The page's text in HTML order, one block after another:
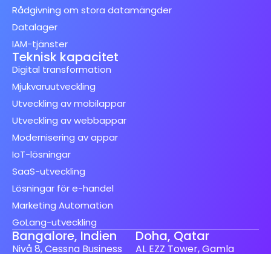
Rådgivning om stora datamängder
Datalager
IAM-tjänster
Teknisk kapacitet
Digital transformation
Mjukvaruutveckling
Utveckling av mobilappar
Utveckling av webbappar
Modernisering av appar
IoT-lösningar
SaaS-utveckling
Lösningar för e-handel
Marketing Automation
GoLang-utveckling
Bangalore, Indien
Nivå 8, Cessna Business
Doha, Qatar
AL EZZ Tower, Gamla